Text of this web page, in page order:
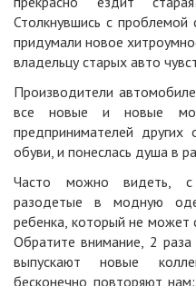
Столкнувшись с проблемой
придумали новое
владельцу старых авто
Производители
все новые и новые
предпринимателей
обуви, и понеслась душа в
Часто можно видеть, с
разодетые в модную
ребенка, который не может
Обратите внимание, 2
выпускают новые
бесконечно повторяют